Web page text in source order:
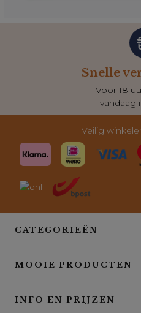
Snelle
Voor 18
= vandaag
Veilig
CATEGORIEËN
MOOIE PRODUCTEN
INFO EN PRIJZEN